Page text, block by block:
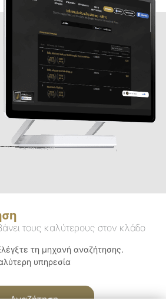
τους καλύτερους στον κλάδο
τη μηχανή αναζήτησης.
υπηρεσία
Αναζήτηση